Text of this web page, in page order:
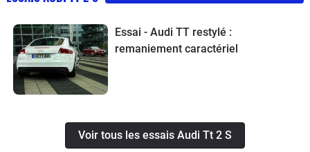
Essai - Audi TT restylé :
remaniement caractériel
Voir tous les essais Audi Tt 2 S